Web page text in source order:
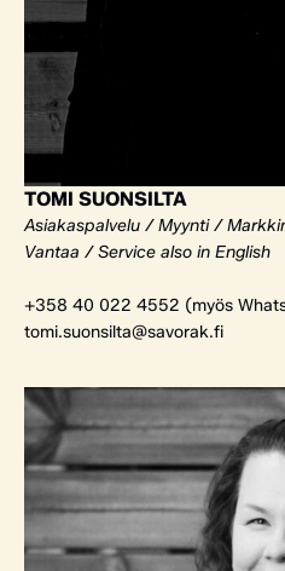
TOMI SUONSILTA
Asiakaspalvelu / Myynti /
Vantaa / Service also in English
+358 40 022 4552 (myös
tomi.suonsilta@savorak.fi